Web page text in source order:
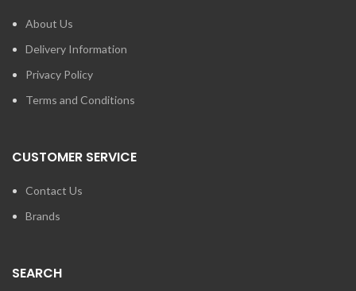
About Us
Delivery Information
Privacy Policy
Terms and Conditions
CUSTOMER SERVICE
Contact Us
Brands
SEARCH